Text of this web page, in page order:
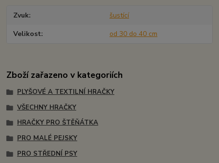
Zvuk šustící
Velikost od 30 do 40 cm
Zboží zařazeno v kategoriích
PLYŠOVÉ A TEXTILNÍ HRAČKY
VŠECHNY HRAČKY
HRAČKY PRO ŠTĚŇÁTKA
PRO MALÉ PEJSKY
PRO STŘEDNÍ PSY